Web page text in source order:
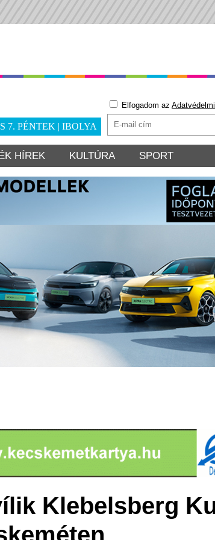
7. PÉNTEK | IBOLYA
Elfogadom az
HÍREK KULTÚRA SPORT
Klebelsberg